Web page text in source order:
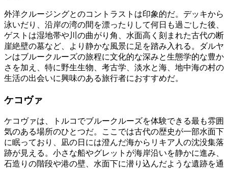
外洋クルージングとのコントラストは印象的だ。デッキから
泳いだり、沿岸の湾の間を漂ったりして何日も過ごした後、
ゲストは湿地帯や川の曲がり角、水面高く刻まれた古代の断
崖絶壁の墓など、より静かな風景に足を踏み入れる。ダルヤ
ンはブルークルーズの旅程に文化的な深みと生態学的な豊か
さを加え、特に野生生物、考古学、淡水と海、地中海の村の
生活の出会いに興味のある旅行者におすすめだ。
ケコヴァ
ケコヴァは、トルコでブルークルーズを体験できる最も雰囲
気のある場所のひとつだ。ここでは古代の歴史が一部水面下
に眠っており、凪の日には澄んだ海からリキア人の沈没集落
跡が見える。小さな船やグレットが海岸沿いを静かに進み、
石造りの階段や港の壁、水面下に潜り込んだような遺跡を通